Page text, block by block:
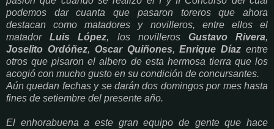
podemos dar cuanta que pasaron toreros que ahora
destacan como matadores y novilleros, entre ellos el
matadorLuis López, los novilleros Gustavo Rivera,
Joselito Ordóñez, Oscar Quiñones,Enrique Díaz entre
otros que pisaron el albero de esta hermosa tierra que los
acogió con mucho gusto en su condición de concursantes.
Aún quedan fechas y se darán dos domingos por mes hasta
fines de setiembre del presente año.
El enhorabuena a este gran equipo de gente que hace